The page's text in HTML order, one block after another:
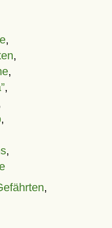
,
,
,
,
,
,
,